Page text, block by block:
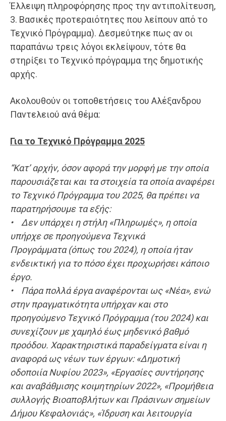
Έλλειψη πληροφόρησης προς την αντιπολίτευση,
3. Βασικές προτεραιότητες που λείπουν από το
Τεχνικό Πρόγραμμα). Δεσμεύτηκε πως αν οι
παραπάνω τρεις λόγοι εκλείψουν, τότε θα
στηρίξει το Τεχνικό πρόγραμμα της δημοτικής
αρχής.
Ακολουθούν οι τοποθετήσεις του Αλέξανδρου
Παντελειού ανά θέμα:
Για το Τεχνικό Πρόγραμμα 2025
“Κατ’ αρχήν, όσον αφορά την μορφή με την οποία
παρουσιάζεται και τα στοιχεία τα οποία αναφέρει
το Τεχνικό Πρόγραμματου 2025, θα πρέπει να
παρατηρήσουμε τα εξής:
• Δεν υπάρχει η στήλη «Πληρωμές», η οποία
υπήρχε σε προηγούμενα Τεχνικά
Προγράμματα(όπως του 2024), η οποία ήταν
ενδεικτική για το πόσο έχει προχωρήσει κάποιο
έργο.
• Πάρα πολλά έργα αναφέρονται ως «Νέα», ενώ
στην πραγματικότητα υπήρχαν και στο
προηγούμενο Τεχνικό Πρόγραμμα(του 2024) και
συνεχίζουν με χαμηλό έως μηδενικό βαθμό
προόδου. Χαρακτηριστικά παραδείγματα είναι η
αναφορά ως νέων των έργων: «Δημοτική
οδοποιία Νυφίου 2023», «Εργασίες συντήρησης
και αναβάθμισης κοιμητηρίων 2022», «Προμήθεια
συλλογής Βιοαποβλήτων και Πράσινων σημείων
Δήμου Κεφαλονιάς», «Ίδρυση και λειτουργία